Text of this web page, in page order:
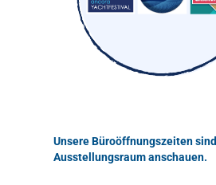
Unsere Büroöffnungszeiten
Ausstellungsraum anschauen.